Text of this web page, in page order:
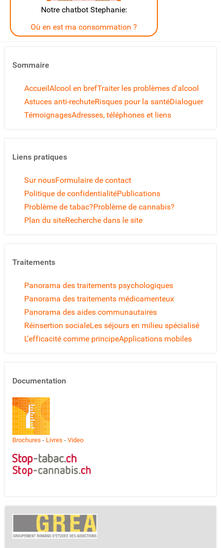
Notre chatbot Stephanie:
Où en est ma consommation ?
Sommaire
Accueil Alcool en brefTraiter les problèmes d'alcool
Astuces anti-rechuteRisques pour la santéDialoguer
TémoignagesAdresses, téléphones et liens
Liens pratiques
Sur nousFormulaire de contact
Politique de confidentialitéPublications
Problème de tabac?Problème de cannabis?
Plan du siteRecherche dans le site
Traitements
Panorama des traitements psychologiques
Panorama des traitements médicamenteux
Panorama des aides communautaires
Réinsertion socialeLes séjours en milieu spécialisé
L'efficacité comme principeApplications mobiles
Documentation
Brochures - Livres - Video